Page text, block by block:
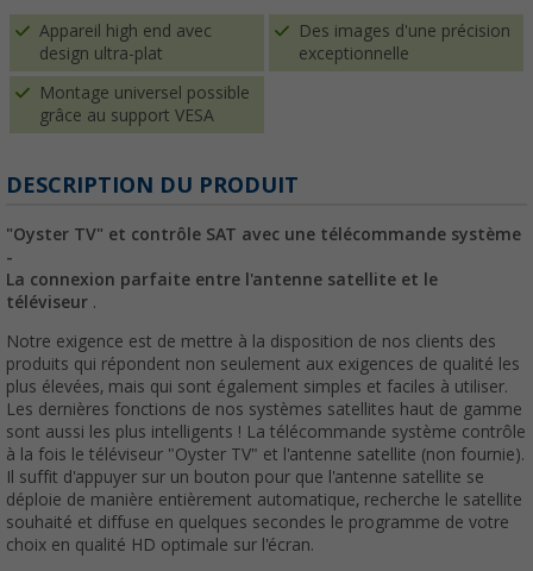
Appareil high end avec
design ultra-plat
Des images d'une précision
exceptionnelle
Montage universel possible
grâce au support VESA
DESCRIPTION DU PRODUIT
"Oyster TV" et contrôle SAT avec une télécommande système
-
La connexion parfaite entre l'antenne satellite et le
téléviseur .
Notre exigence est de mettre à la disposition de nos clients des
produits qui répondent non seulement aux exigences de qualité les
plus élevées, mais qui sont également simples et faciles à utiliser.
Les dernières fonctions de nos systèmes satellites haut de gamme
sont aussi les plus intelligents ! La télécommande système contrôle
à la fois le téléviseur "Oyster TV" et l'antenne satellite (non fournie).
Il suffit d'appuyer sur un bouton pour que l'antenne satellite se
déploie de manière entièrement automatique, recherche le satellite
souhaité et diffuse en quelques secondes le programme de votre
choix en qualité HD optimale sur l'écran.